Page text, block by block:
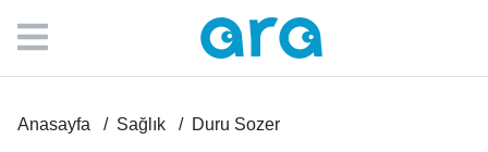
Anasayfa Sağlık Duru Sozer